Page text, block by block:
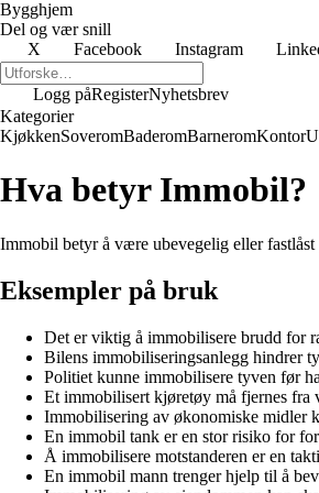
Bygghjem
Del og vær snill
X
Facebook Instagram
Logg påRegisterNyhetsbrev
Kategorier
KjøkkenSoveromBaderomBarneromKontor
Hva betyr Immobil?
Immobil betyr å være ubevegelig eller fastlåst
Eksempler på bruk
Det er viktig å immobilisere brudd for
Bilens immobiliseringsanlegg hindrer
Politiet kunne immobilisere tyven før
Et immobilisert kjøretøy må fjernes fra
Immobilisering av økonomiske midler
En immobil tank er en stor risiko for
Å immobilisere motstanderen er en
En immobil mann trenger hjelp til å